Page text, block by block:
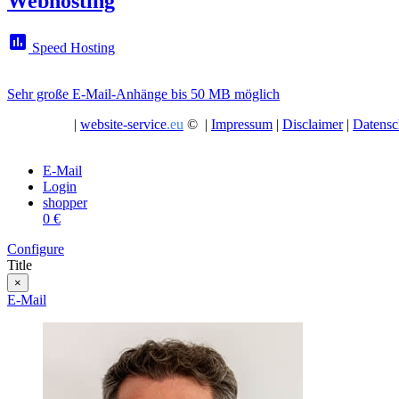
assessment Speed Hosting
Sehr große E-Mail-Anhänge bis 50 MB möglich
| website-service.eu © | Impressum | Disclaimer|
E-Mail
Login
shopper
0 €
Configure
Title
×
E-Mail